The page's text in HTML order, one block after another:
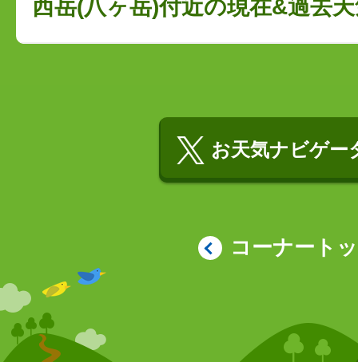
西岳(八ヶ岳)付近の現在&過去
お天気ナビゲー
コーナート